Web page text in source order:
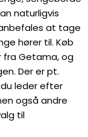
naturligvis
at tage
hører til. Køb
fra Getama, og
Der er pt.
leder efter
også andre
til